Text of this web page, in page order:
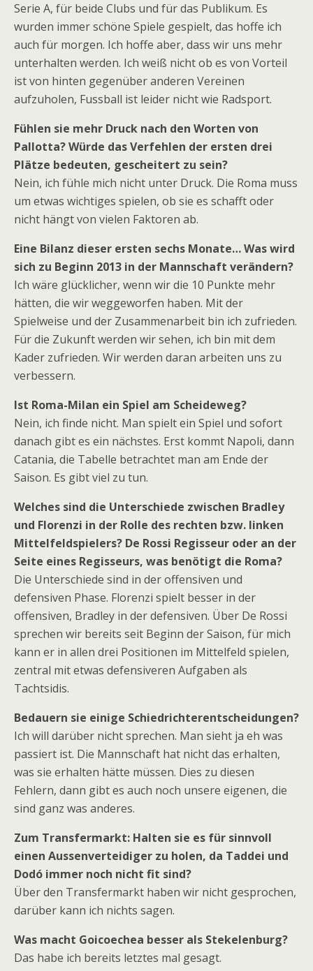
Serie A, für beide Clubs und für das Publikum. Es
wurden immer schöne Spiele gespielt, das hoffe ich
auch für morgen. Ich hoffe aber, dass wir uns mehr
unterhalten werden. Ich weiß nicht ob es von Vorteil
ist von hinten gegenüber anderen Vereinen
aufzuholen, Fussball ist leider nicht wie Radsport.
Fühlen sie mehr Druck nach den Worten von
Pallotta? Würde das Verfehlen der ersten drei
Plätze bedeuten, gescheitert zu sein?
Nein, ich fühle mich nicht unter Druck. Die Roma muss
um etwas wichtiges spielen, ob sie es schafft oder
nicht hängt von vielen Faktoren ab.
Eine Bilanz dieser ersten sechs Monate… Was wird
sich zu Beginn 2013 in der Mannschaft verändern?
Ich wäre glücklicher, wenn wir die 10 Punkte mehr
hätten, die wir weggeworfen haben. Mit der
Spielweise und der Zusammenarbeit bin ich zufrieden.
Für die Zukunft werden wir sehen, ich bin mit dem
Kader zufrieden. Wir werden daran arbeiten uns zu
verbessern.
Ist Roma-Milan ein Spiel am Scheideweg?
Nein, ich finde nicht. Man spielt ein Spiel und sofort
danach gibt es ein nächstes. Erst kommt Napoli, dann
Catania, die Tabelle betrachtet man am Ende der
Saison. Es gibt viel zu tun.
Welches sind die Unterschiede zwischen Bradley
und Florenzi in der Rolle des rechten bzw. linken
Mittelfeldspielers? De Rossi Regisseur oder an der
Seite eines Regisseurs, was benötigt die Roma?
Die Unterschiede sind in der offensiven und
defensiven Phase. Florenzi spielt besser in der
offensiven, Bradley in der defensiven. Über De Rossi
sprechen wir bereits seit Beginn der Saison, für mich
kann er in allen drei Positionen im Mittelfeld spielen,
zentral mit etwas defensiveren Aufgaben als
Tachtsidis.
Bedauern sie einige Schiedrichterentscheidungen?
Ich will darüber nicht sprechen. Man sieht ja eh was
passiert ist. Die Mannschaft hat nicht das erhalten,
was sie erhalten hätte müssen. Dies zu diesen
Fehlern, dann gibt es auch noch unsere eigenen, die
sind ganz was anderes.
Zum Transfermarkt: Halten sie es für sinnvoll
einen Aussenverteidiger zu holen, da Taddei und
Dodó immer noch nicht fit sind?
Über den Transfermarkt haben wir nicht gesprochen,
darüber kann ich nichts sagen.
Was macht Goicoechea besser als Stekelenburg?
Das habe ich bereits letztes mal gesagt.